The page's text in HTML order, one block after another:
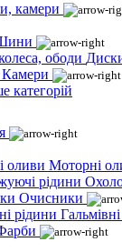
камери
Камери
категорій
Моторні
Очисники